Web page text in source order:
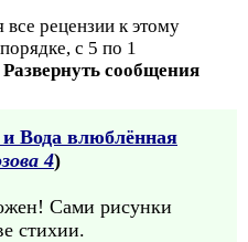
рецензии к этому
с 5 по 1
Развернуть сообщения
Вода влюблённая
4)
Сами рисунки
стихии.